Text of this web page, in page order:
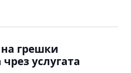
грешки
услугата